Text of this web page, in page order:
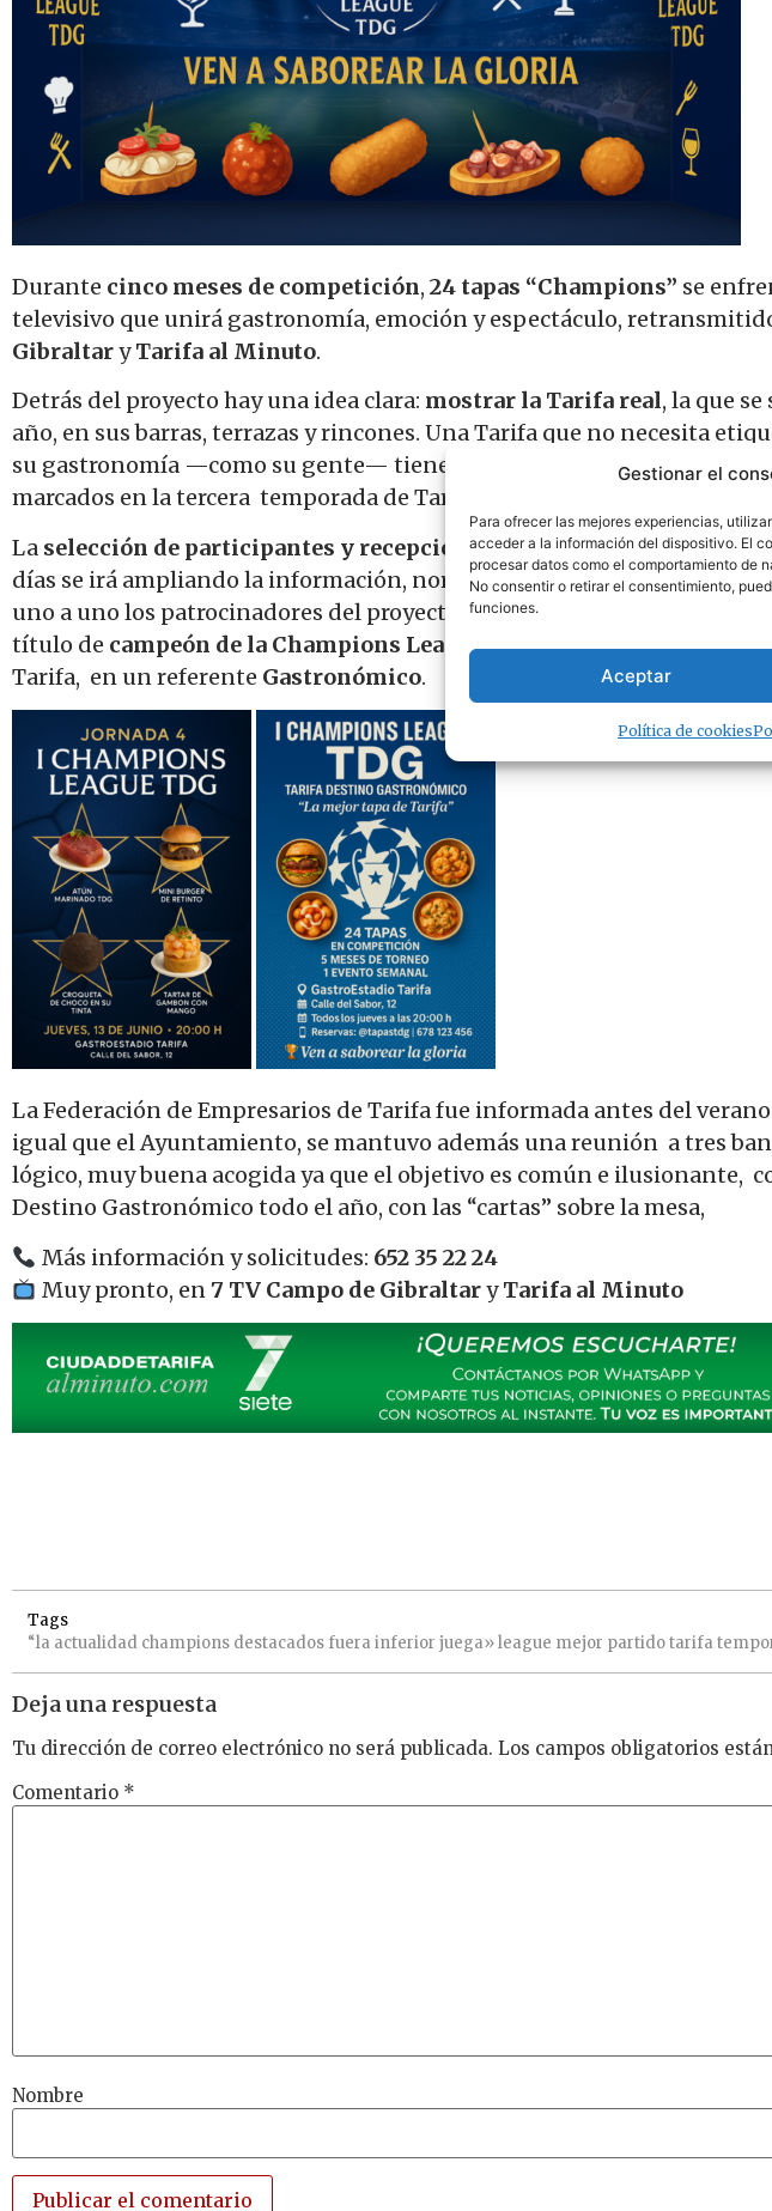
Gestionar el
Para ofrecer las mejores experiencias,
acceder a la información del dispositivo. El
procesar datos como el comportamiento de
No consentir o retirar el consentimiento,
funciones.
Aceptar
Política de cookies
Durante cinco meses de competición, 24 tapas “Champions” se
televisivo que unirá gastronomía, emoción y espectáculo,
GibraltaryTarifa al Minuto.
Detrás del proyecto hay una idea clara: mostrar la Tarifa real, la que
año, en sus barras, terrazas y rincones. Una Tarifa que no necesita
su gastronomía —como su gente— tiene alma propia. Mostrar todo
marcados en la tercera temporada de Tarifa Fuera de Temporada.
La selección de participantes y recepción de solicitudesya está en
días se irá ampliando la información, normas, calendario, categorías,
uno a uno los patrocinadores del proyecto, locales y tapas que
título de campeón de la Champions League Tarifa Destino
Tarifa, en un referente Gastronómico.
La Federación de Empresarios de Tarifa fue informada antes del
igual que el Ayuntamiento, se mantuvo además una reunión a tres
lógico, muy buena acogida ya que el objetivo es común e ilusionante,
Destino Gastronómico todo el año, con las “cartas” sobre la mesa,
Más información y solicitudes: 652 35 22 24
Muy pronto, en7 TV Campo de GibraltaryTarifa al Minuto
Tags
“la actualidad champions destacados fuera inferior juega»league mejor partidotarifa
Deja una respuesta
Tu dirección de correo electrónico no será publicada. Los campos obligatorios
Comentario *
Nombre